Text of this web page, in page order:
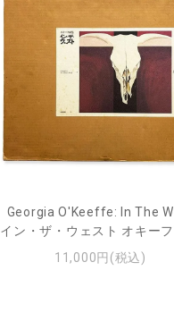
Georgia O'Keeffe: In The
イン・ザ・ウェスト オキー
11,000円(税込)